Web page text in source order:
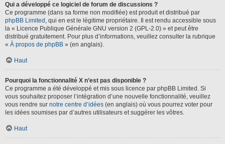
Qui a développé ce logiciel de forum de discussions ?
Ce programme (dans sa forme non modifiée) est produit et distribué par
phpBB Limited , qui en est le légitime propriétaire. Il est rendu accessible sous
la « Licence Publique Générale GNU version 2 (GPL-2.0) » et peut être
distribué gratuitement. Pour plus d’informations, veuillez consulter la rubrique
« À propos de phpBB » (en anglais).
Haut
Pourquoi la fonctionnalité X n’est pas disponible ?
Ce programme a été développé et mis sous licence par phpBB Limited. Si
vous souhaitez proposer l’intégration d’une nouvelle fonctionnalité, veuillez
vous rendre sur notre centre d’idées (en anglais) où vous pourrez voter pour
les idées soumises par d’autres utilisateurs et suggérer les vôtres.
Haut